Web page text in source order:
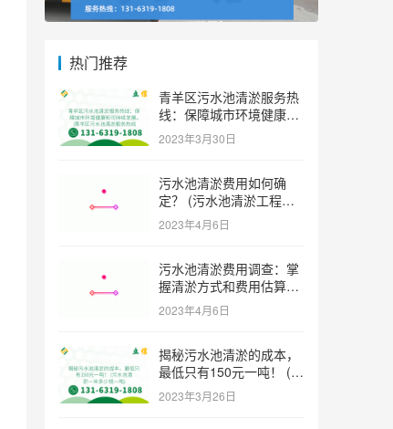
热门推荐
青羊区污水池清淤服务热
线：保障城市环境健康和
可持续发展。 (青羊区污
水池清淤服务热线)
2023年3月30日
污水池清淤费用如何确
定？ (污水池清淤工程价
格多少)
2023年4月6日
污水池清淤费用调查：掌
握清淤方式和费用估算技
巧 (污水池清淤多少钱一
方米)
2023年4月6日
揭秘污水池清淤的成本，
最低只有150元一吨！ (污
水池清淤一米多少钱一吨)
2023年3月26日